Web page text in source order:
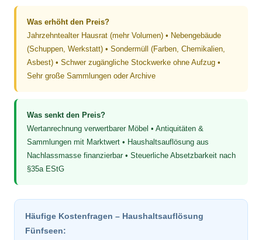
Was erhöht den Preis?
Jahrzehntealter Hausrat (mehr Volumen) • Nebengebäude
(Schuppen, Werkstatt) • Sondermüll (Farben, Chemikalien,
Asbest) • Schwer zugängliche Stockwerke ohne Aufzug •
Sehr große Sammlungen oder Archive
Was senkt den Preis?
Wertanrechnung verwertbarer Möbel • Antiquitäten &
Sammlungen mit Marktwert • Haushaltsauflösung aus
Nachlassmasse finanzierbar • Steuerliche Absetzbarkeit nach
§35a EStG
Häufige Kostenfragen – Haushaltsauflösung
Fünfseen: